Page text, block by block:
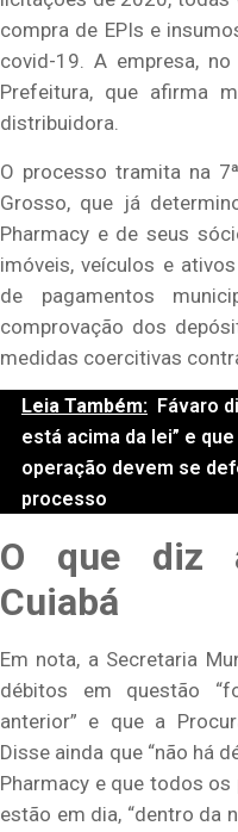
compra de EPIs e
covid-19. A empresa,
Prefeitura, que afirma
distribuidora.
O processo tramita na
Grosso, que já
Pharmacy e de seus
imóveis, veículos e
de pagamentos
comprovação dos
medidas coercitivas
Leia Também: Fávaro
está acima da lei” e
operação devem se
processo
O que diz
Cuiabá
Em nota, a Secretaria
débitos em questão
anterior” e que a
Disse ainda que “não há
Pharmacy e que todos
estão em dia, “dentro da